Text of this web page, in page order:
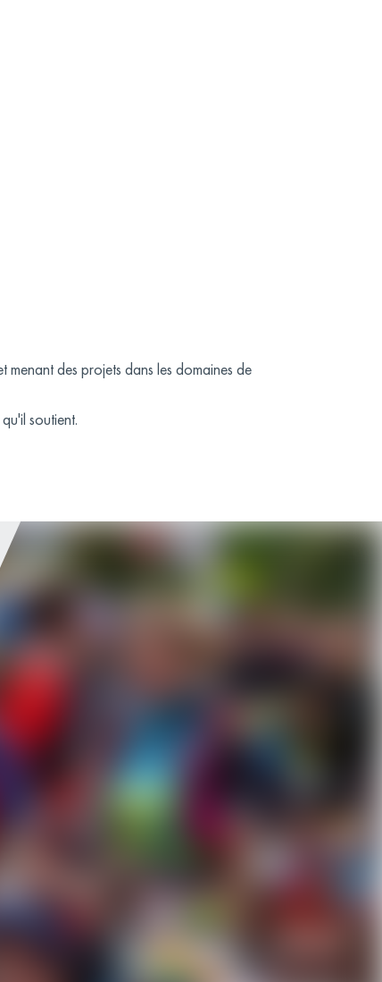
des projets dans les domaines de
soutient.